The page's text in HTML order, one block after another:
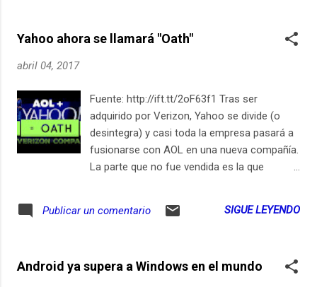
Yahoo ahora se llamará "Oath"
abril 04, 2017
Fuente: http://ift.tt/2oF63f1 Tras ser
adquirido por Verizon, Yahoo se divide (o
desintegra) y casi toda la empresa pasará a
fusionarse con AOL en una nueva compañía.
La parte que no fue vendida es la que
Publicar un comentario SIGUE LEYENDO
Android ya supera a Windows en el mundo